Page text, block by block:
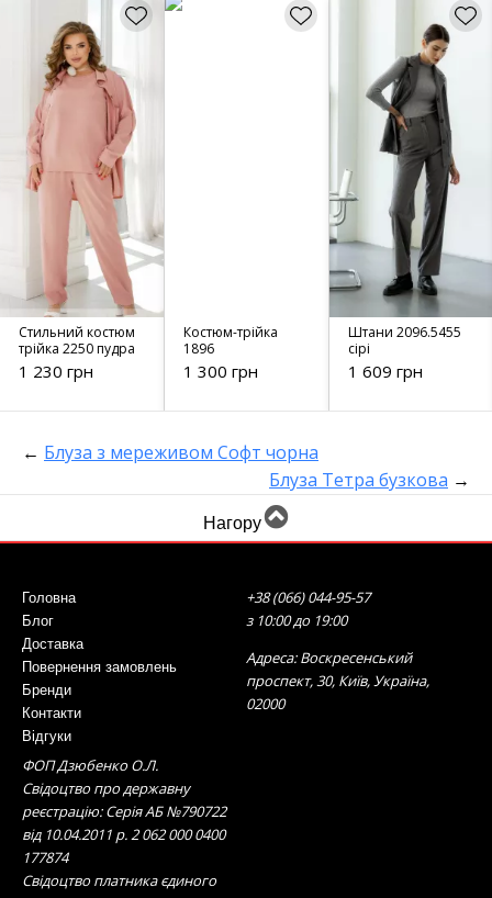
Стильний костюм
трійка 2250 пудра
1 230 грн
Костюм-трійка
1896
1 300 грн
Штани 2096.5455
сірі
1 609 грн
← Блуза з мереживом Софт чорна
Блуза Тетра бузкова →
Нагору
Головна
Блог
Доставка
Повернення замовлень
Бренди
Контакти
Відгуки
+38 (066) 044-95-57
з 10:00 до 19:00
Адреса: Воскресенський
проспект, 30, Київ, Україна,
02000
ФОП Дзюбенко О.Л.
Свідоцтво про державну
реєстрацію: Серія АБ №790722
від 10.04.2011 р. 2 062 000 0400
177874
Свідоцтво платника єдиного